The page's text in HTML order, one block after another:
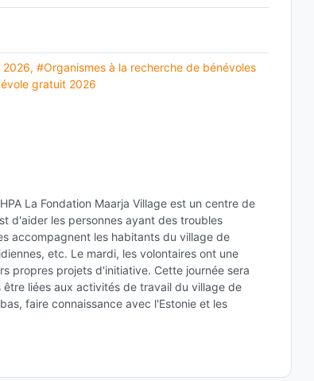
2026, #Organismes à la recherche de bénévoles
gratuit 2026
La Fondation Maarja Village est un centre de
d'aider les personnes ayant des troubles
accompagnent les habitants du village de
etc. Le mardi, les volontaires ont une
propres projets d'initiative. Cette journée sera
liées aux activités de travail du village de
faire connaissance avec l'Estonie et les